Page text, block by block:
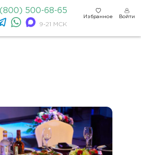
500-68-65
9-21 МСК
Избранное Войти